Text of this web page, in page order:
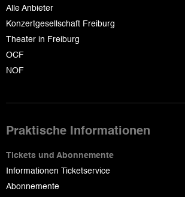
Alle Anbieter
Konzertgesellschaft Freiburg
Theater in Freiburg
OCF
NOF
Praktische Informationen
Tickets und Abonnemente
Informationen Ticketservice
Abonnemente